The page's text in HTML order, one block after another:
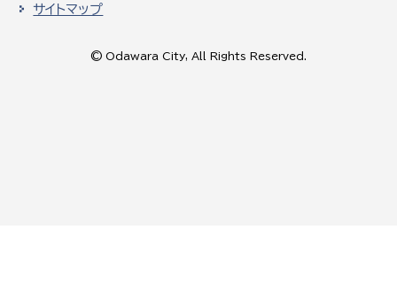
サイトマップ
© Odawara City, All Rights Reserved.